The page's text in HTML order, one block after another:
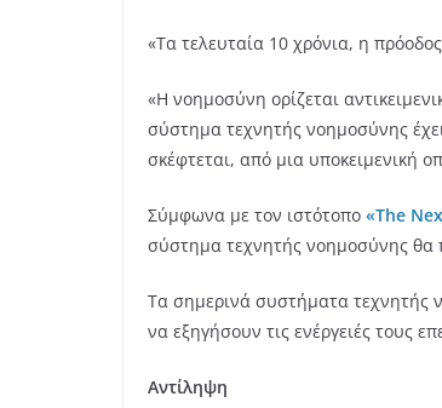
«Τα τελευταία 10 χρόνια, η
«Η νοημοσύνη ορίζεται
σύστημα τεχνητής νοημοσύνης
σκέφτεται, από μια υποκειμενική
Σύμφωνα με τον ιστότοπο «The
σύστημα τεχνητής νοημοσύνης θα
Τα σημερινά συστήματα τεχνητής
να εξηγήσουν τις ενέργειές τους
Αντίληψη